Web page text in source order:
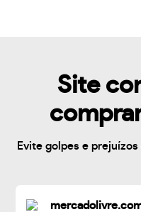
Site
Evite golpes e